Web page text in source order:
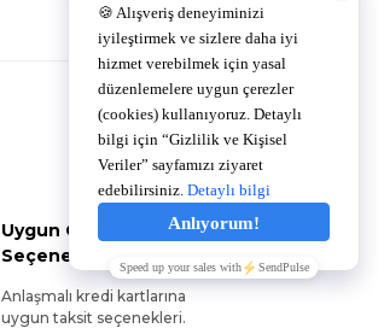
Uygun Ödeme
Seçenekleri
Anlaşmalı kredi kartlarına
uygun taksit seçenekleri.